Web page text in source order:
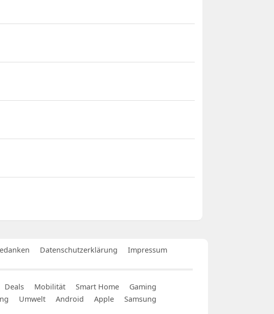
Datenschutzerklärung
Impressum
Deals Mobilität Smart Home
Gaming
Umwelt Android Apple
Samsung